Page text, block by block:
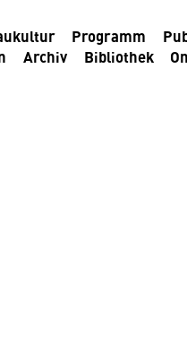
Programm
Archiv Bibliothek